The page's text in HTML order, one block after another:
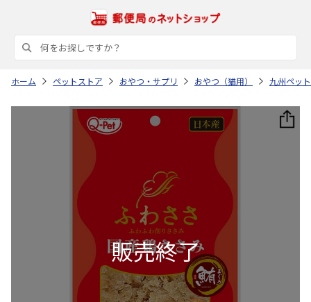
ホーム ペットストア おやつ・サプリ おやつ（猫用） 九州ペッ